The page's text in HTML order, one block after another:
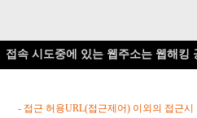
접속 시도중에 있는 웹주소는 웹해킹
- 접근 허용URL(접근제어) 이외의 접근시